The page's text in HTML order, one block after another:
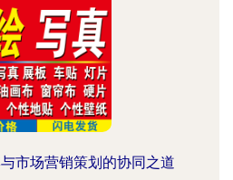
市场营销策划的协同之道